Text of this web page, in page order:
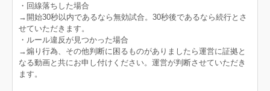
・回線落ちした場合
→開始30秒以内であるなら無効試合。30秒後であるなら続行とさ
せていただきます。
・ルール違反が見つかった場合
→煽り行為、その他判断に困るものがありましたら運営に証拠と
なる動画と共にお申し付けください。運営が判断させていただき
ます。